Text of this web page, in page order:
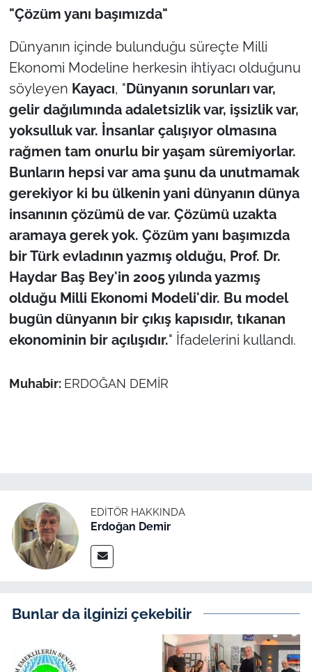
"Çözüm yanı başımızda"
Dünyanın içinde bulunduğu süreçte Milli
Ekonomi Modeline herkesin ihtiyacı olduğunu
söyleyen Kayacı, "Dünyanın sorunları var,
gelir dağılımında adaletsizlik var, işsizlik var,
yoksulluk var. İnsanlar çalışıyor olmasına
rağmen tam onurlu bir yaşam süremiyorlar.
Bunların hepsi var ama şunu da unutmamak
gerekiyor ki bu ülkenin yani dünyanın dünya
insanının çözümü de var. Çözümü uzakta
aramaya gerek yok. Çözüm yanı başımızda
bir Türk evladının yazmış olduğu, Prof. Dr.
Haydar Baş Bey'in 2005 yılında yazmış
olduğu Milli Ekonomi Modeli'dir. Bu model
bugün dünyanın bir çıkış kapısıdır, tıkanan
ekonominin bir açılışıdır." İfadelerini kullandı.
Muhabir: ERDOĞAN DEMİR
EDITÖR HAKKINDA
Erdoğan Demir
Bunlar da ilginizi çekebilir